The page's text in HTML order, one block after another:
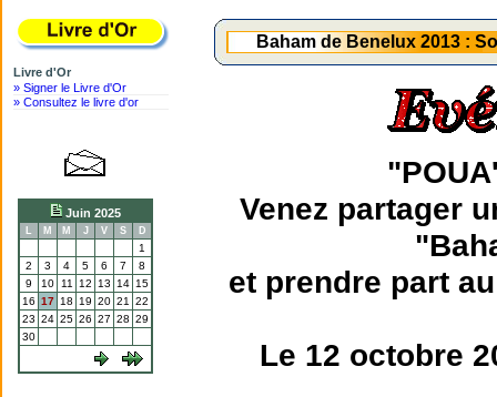
Livre d'Or
» Signer le Livre d'Or
» Consultez le livre d'or
Juin 2025
L M M J V S D
1
2
3 4 5 6 7
8
9
10 11 12 13 14 15
16 17 18 19 20 21
22
23 24 25 26 27 28 29
30
Baham de Benelux 2013 :
Venez partager
et prendre part
Le 12 octobre